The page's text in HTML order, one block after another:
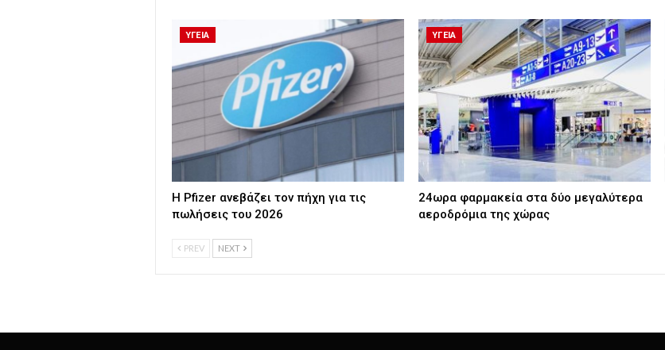
ΥΓΕΙΑ
Η Pfizer ανεβάζει τον πήχη για τις
πωλήσεις του 2026
ΥΓΕΙΑ
24ωρα φαρμακεία στα δύο μεγαλύτερα
αεροδρόμια της χώρας
PREV NEXT